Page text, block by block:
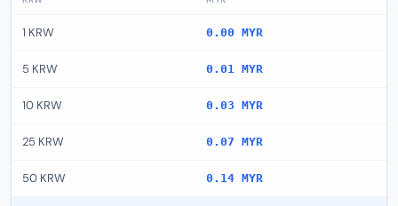
1 KRW 0.00 MYR
5 KRW 0.01 MYR
10 KRW 0.03 MYR
25 KRW 0.07 MYR
50 KRW 0.14 MYR